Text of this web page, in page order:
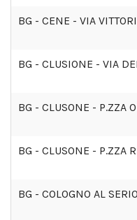
BG - CENE - VIA
BG - CLUSIONE - VIA
BG - CLUSONE - P.ZZA
BG - CLUSONE - P.ZZA
BG - COLOGNO AL